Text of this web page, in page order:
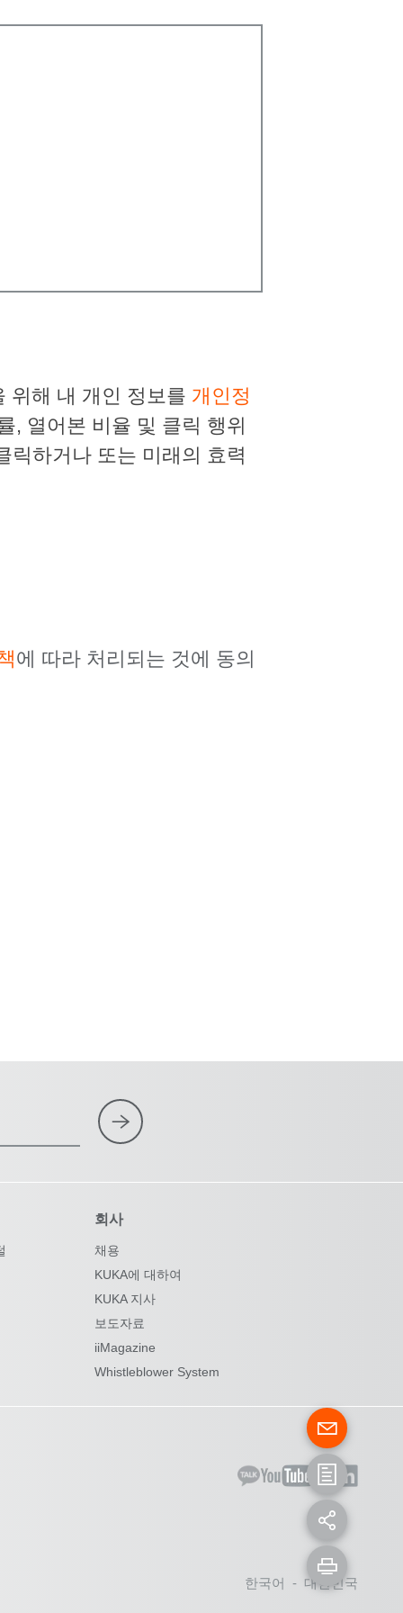
위해 내 개인 정보를 개인정
, 열어본 비율 및 클릭 행위
릭하거나 또는 미래의 효력
에 따라 처리되는 것에 동의
회사
채용
KUKA에 대하여
KUKA 지사
보도자료
iiMagazine
Whistleblower System
한국어 - 대한민국